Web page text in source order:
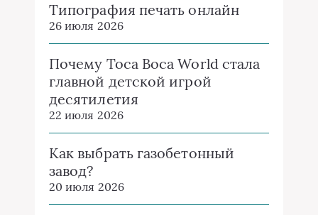
Типография печать онлайн
26 июля 2026
Почему Toca Boca World стала
главной детской игрой
десятилетия
22 июля 2026
Как выбрать газобетонный
завод?
20 июля 2026